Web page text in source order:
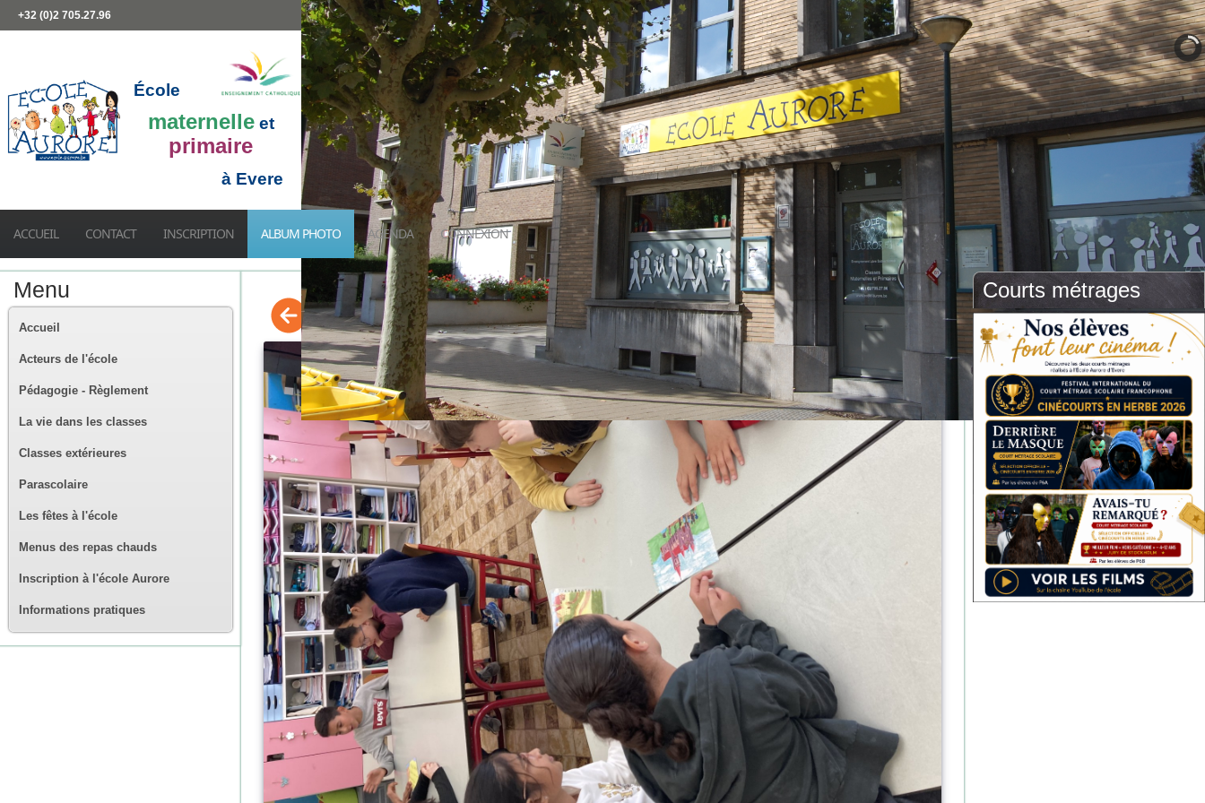
+32 (0)2 705.27.96
École
maternelle et
primaire
à Evere
ACCUEIL CONTACT INSCRIPTION ALBUM PHOTO AGENDA CONNEXION
Menu
Accueil
Acteurs de l'école
Pédagogie - Règlement
La vie dans les classes
Classes extérieures
Parascolaire
Les fêtes à l'école
Menus des repas chauds
Inscription à l'école Aurore
Informations pratiques
Courts métrages